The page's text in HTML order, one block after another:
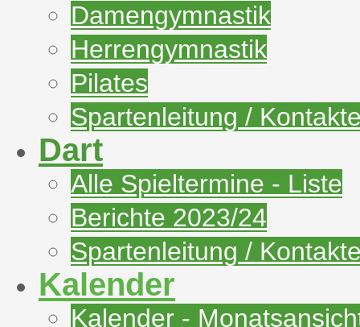
Damengymnastik
Herrengymnastik
Pilates
Spartenleitung /
Dart
Alle Spieltermine - Liste
Berichte 2023/24
Spartenleitung /
Kalender
Kalender -